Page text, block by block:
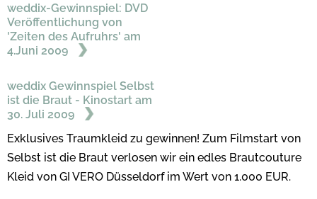
weddix-Gewinnspiel: DVD
Veröffentlichung von
'Zeiten des Aufruhrs' am
4.Juni 2009
weddix Gewinnspiel Selbst
ist die Braut - Kinostart am
30. Juli 2009
Exklusives Traumkleid zu gewinnen! Zum Filmstart von
Selbst ist die Braut verlosen wir ein edles Brautcouture
Kleid von GI VERO Düsseldorf im Wert von 1.000 EUR.